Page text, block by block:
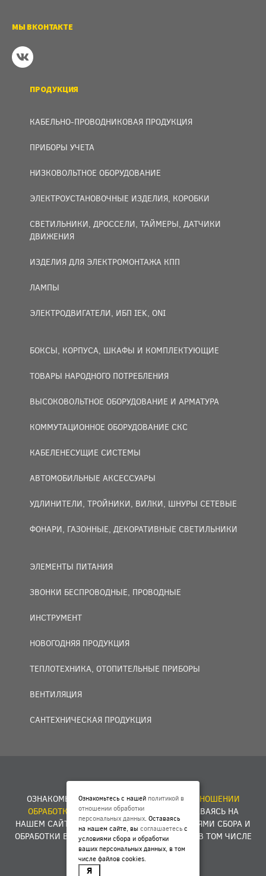
МЫ ВКОНТАКТЕ
ПРОДУКЦИЯ
КАБЕЛЬНО-ПРОВОДНИКОВАЯ ПРОДУКЦИЯ
ПРИБОРЫ УЧЕТА
НИЗКОВОЛЬТНОЕ ОБОРУДОВАНИЕ
ЭЛЕКТРОУСТАНОВОЧНЫЕ ИЗДЕЛИЯ, КОРОБКИ
СВЕТИЛЬНИКИ, ДРОССЕЛИ, ТАЙМЕРЫ, ДАТЧИКИ
ДВИЖЕНИЯ
ИЗДЕЛИЯ ДЛЯ ЭЛЕКТРОМОНТАЖА КПП
ЛАМПЫ
ЭЛЕКТРОДВИГАТЕЛИ, ИБП IEK, ONI
БОКСЫ, КОРПУСА, ШКАФЫ И КОМПЛЕКТУЮЩИЕ
ТОВАРЫ НАРОДНОГО ПОТРЕБЛЕНИЯ
ВЫСОКОВОЛЬТНОЕ ОБОРУДОВАНИЕ И АРМАТУРА
КОММУТАЦИОННОЕ ОБОРУДОВАНИЕ СКС
КАБЕЛЕНЕСУЩИЕ СИСТЕМЫ
АВТОМОБИЛЬНЫЕ АКСЕССУАРЫ
УДЛИНИТЕЛИ, ТРОЙНИКИ, ВИЛКИ, ШНУРЫ СЕТЕВЫЕ
ФОНАРИ, ГАЗОННЫЕ, ДЕКОРАТИВНЫЕ СВЕТИЛЬНИКИ
ЭЛЕМЕНТЫ ПИТАНИЯ
ЗВОНКИ БЕСПРОВОДНЫЕ, ПРОВОДНЫЕ
ИНСТРУМЕНТ
НОВОГОДНЯЯ ПРОДУКЦИЯ
ТЕПЛОТЕХНИКА, ОТОПИТЕЛЬНЫЕ ПРИБОРЫ
ВЕНТИЛЯЦИЯ
САНТЕХНИЧЕСКАЯ ПРОДУКЦИЯ
ОЗНАКОМЬТЕСЬ С НАШЕЙПОЛИТИКОЙ В ОТНОШЕНИИ
ОБРАБОТКИ ПЕРСОНАЛЬНЫХ ДАННЫХ
. ОСТАВАЯСЬ НА
НАШЕМ САЙТЕ, ВЫСОГЛАШАЕТЕСЬС УСЛОВИЯМИ СБОРА И
ОБРАБОТКИ ВАШИХ ПЕРСОНАЛЬНЫХ ДАННЫХ, В ТОМ ЧИСЛЕ
ФАЙЛОВ COOKIES.
Ознакомьтесь с нашей политикой в
отношении обработки
персональных данных. Оставаясь
на нашем сайте, вы соглашаетесь с
условиями сбора и обработки
ваших персональных данных, в том
числе файлов cookies.
Я